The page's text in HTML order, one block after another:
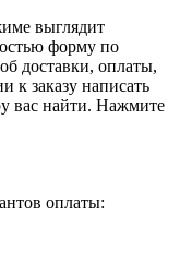
выглядит
форму по
доставки, оплаты,
к заказу написать
вас найти. Нажмите
оплаты: